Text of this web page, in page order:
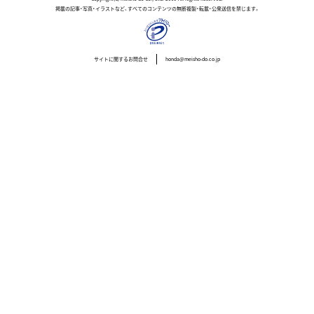
掲載の記事・写真・イラストなど、すべてのコンテンツの無断複製・転載・公衆送信を禁じます。
サイトに関するお問合せ honda@meisho-do.co.jp